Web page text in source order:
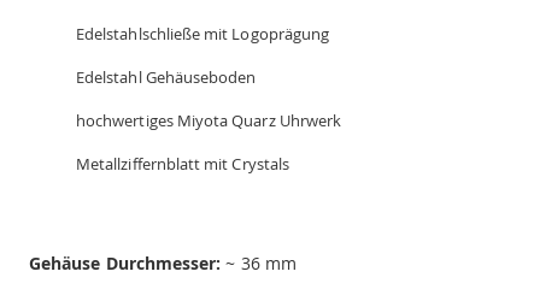
Edelstahlschließe mit Logoprägung
Edelstahl Gehäuseboden
hochwertiges Miyota Quarz Uhrwerk
Metallziffernblatt mit Crystals
Gehäuse Durchmesser: ~ 36 mm